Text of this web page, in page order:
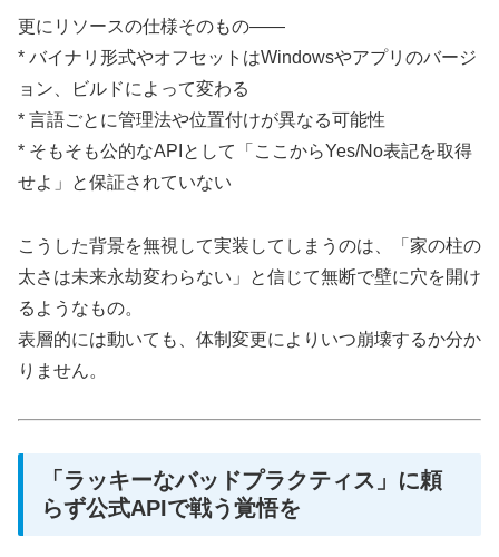
更にリソースの仕様そのもの――
* バイナリ形式やオフセットはWindowsやアプリのバージ
ョン、ビルドによって変わる
* 言語ごとに管理法や位置付けが異なる可能性
* そもそも公的なAPIとして「ここからYes/No表記を取得
せよ」と保証されていない
こうした背景を無視して実装してしまうのは、「家の柱の
太さは未来永劫変わらない」と信じて無断で壁に穴を開け
るようなもの。
表層的には動いても、体制変更によりいつ崩壊するか分か
りません。
「ラッキーなバッドプラクティス」に頼
らず公式APIで戦う覚悟を